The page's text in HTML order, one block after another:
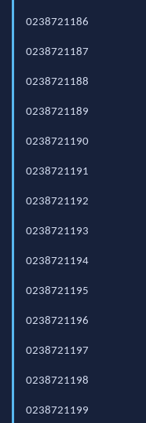
0238721186
0238721187
0238721188
0238721189
0238721190
0238721191
0238721192
0238721193
0238721194
0238721195
0238721196
0238721197
0238721198
0238721199